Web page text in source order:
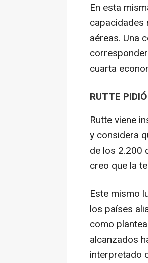
En esta
capacidades
aéreas. Una
cuarta
RUTTE
Rutte viene
y considera
de los 2.200
creo que la
Este mismo
los países
como
alcanzados
interpretado